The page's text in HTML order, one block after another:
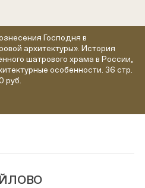
Господня в
архитектуры». История
шатрового храма в России,
особенности. 36 стр.
руб.